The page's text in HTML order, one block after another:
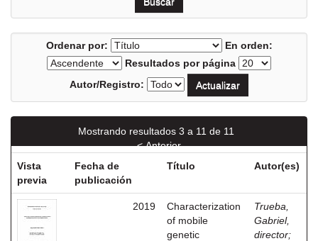
Ordenar por:
En orden:
Resultados por página
Autor/Registro:
Mostrando resultados 3 a 11 de 11
< Anterior
Vista
previa
Fecha de
publicación
Título Autor(es)
2019
Characterization
of mobile
genetic
Trueba,
Gabriel,
director;